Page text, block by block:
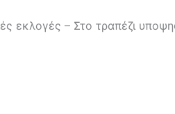
εκλογές – Στο τραπέζι